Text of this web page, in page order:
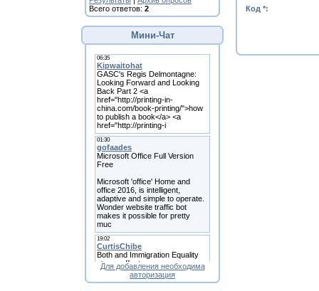
Всего ответов: 2
Мини-Чат
Для добавления необходима
авторизация
Код *: